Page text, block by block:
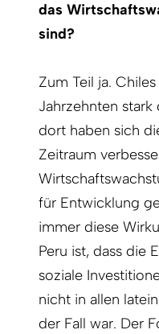
das
sind?
Zum Teil ja.
Jahrzehnten
dort haben sich
Zeitraum
für Entwicklung
immer diese
Peru ist, dass die
soziale
nicht in allen
der Fall war. Der